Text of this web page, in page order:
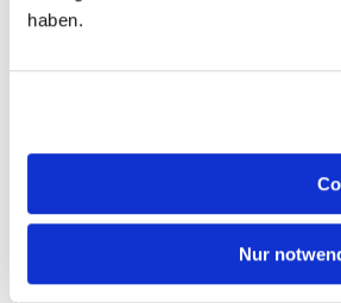
haben.
Nur
ein Achtkern-Prozessor der Zen
deutlich, was in CPU-limitierten
Titeln spürbar höhere Bildraten
Modellen ohne Cache-Stapel.
Die 8 Kerne und 16 Threads